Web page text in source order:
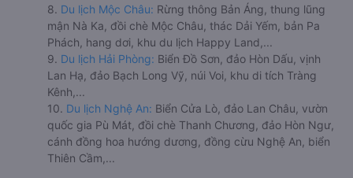
8. Du lịch Mộc Châu: Rừng thông Bản Áng, thung lũng
mận Nà Ka, đồi chè Mộc Châu, thác Dải Yếm, bản Pa
Phách, hang dơi, khu du lịch Happy Land,...
9. Du lịch Hải Phòng: Biển Đồ Sơn, đảo Hòn Dấu, vịnh
Lan Hạ, đảo Bạch Long Vỹ, núi Voi, khu di tích Tràng
Kênh,...
10. Du lịch Nghệ An: Biển Cửa Lò, đảo Lan Châu, vườn
quốc gia Pù Mát, đồi chè Thanh Chương, đảo Hòn Ngư,
cánh đồng hoa hướng dương, đồng cừu Nghệ An, biển
Thiên Cầm,...